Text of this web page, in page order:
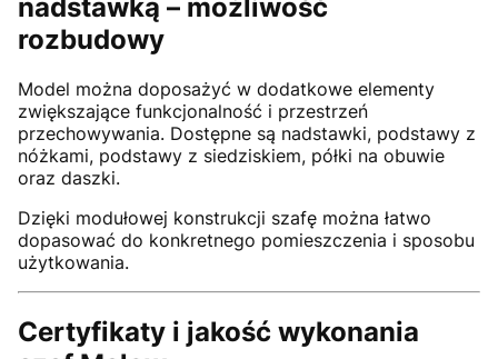
nadstawką – możliwość
rozbudowy
Model można doposażyć w dodatkowe elementy
zwiększające funkcjonalność i przestrzeń
przechowywania. Dostępne są nadstawki, podstawy z
nóżkami, podstawy z siedziskiem, półki na obuwie
oraz daszki.
Dzięki modułowej konstrukcji szafę można łatwo
dopasować do konkretnego pomieszczenia i sposobu
użytkowania.
Certyfikaty i jakość wykonania